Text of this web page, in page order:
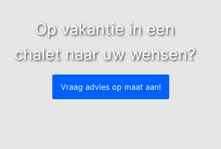
Op vakantie in een
chalet naar uw wensen?
Vraag advies op maat aan!